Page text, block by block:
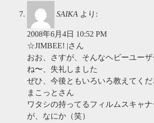
SAIKA より:
2008年6月4日 10:52 PM
☆JIMBEE! |さん
おお、さすが、そんなヘビーユー
ね〜、失礼しました
ぜひ、今後ともいろいろ教えてくだ
まこっとさん
ワタシの持ってるフィルムスキャナ
が、なにか（笑）